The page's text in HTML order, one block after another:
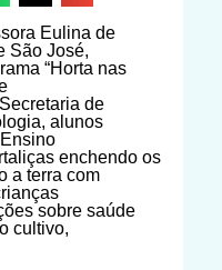
Eulina de
São José,
“Horta nas
de
alunos
enchendo os
a terra com
sobre saúde
cultivo,